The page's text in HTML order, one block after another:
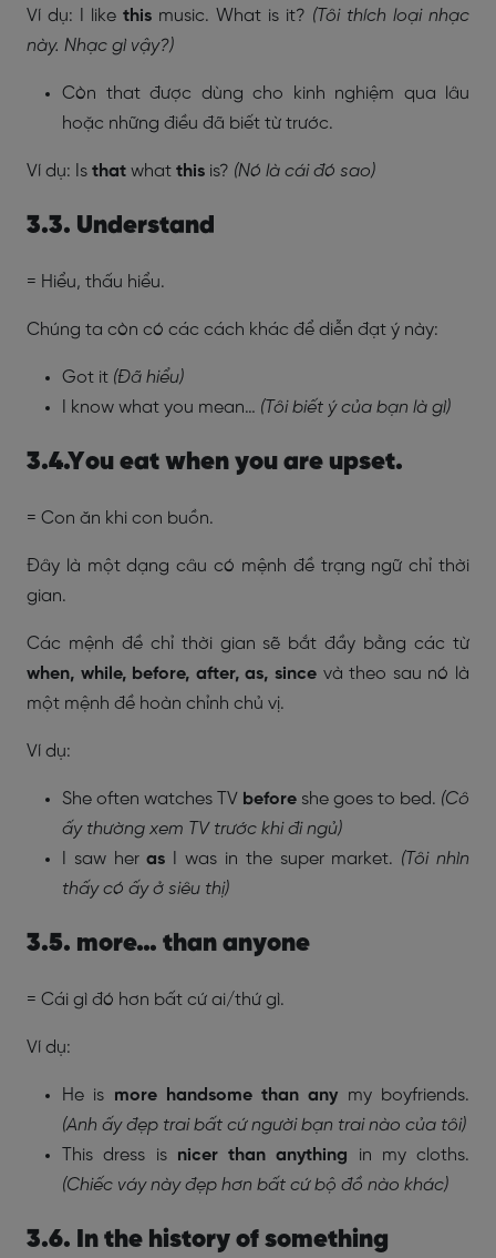
Ví dụ: I like this music. What is it? (Tôi thích loại nhạc
này. Nhạc gì vậy?)
Còn that được dùng cho kinh nghiệm qua lâu
hoặc những điều đã biết từ trước.
Ví dụ: Is that what this is? (Nó là cái đó sao)
3.3. Understand
= Hiểu, thấu hiểu.
Chúng ta còn có các cách khác để diễn đạt ý này:
Got it (Đã hiểu)
I know what you mean… (Tôi biết ý của bạn là gì)
3.4.You eat when you are upset.
= Con ăn khi con buồn.
Đây là một dạng câu có mệnh đề trạng ngữ chỉ thời
gian.
Các mệnh đề chỉ thời gian sẽ bắt đầy bằng các từ
when, while, before, after, as, since và theo sau nó là
một mệnh đề hoàn chỉnh chủ vị.
Ví dụ:
She often watches TV before she goes to bed. (Cô
ấy thường xem TV trước khi đi ngủ)
I saw heras I was in the super market. (Tôi nhìn
thấy có ấy ở siêu thị)
3.5. more… than anyone
= Cái gì đó hơn bất cứ ai/thứ gì.
Ví dụ:
He is more handsome than any my boyfriends.
(Anh ấy đẹp trai bất cứ người bạn trai nào của tôi)
This dress is nicer than anything in my cloths.
(Chiếc váy này đẹp hơn bất cứ bộ đồ nào khác)
3.6. In the history of something